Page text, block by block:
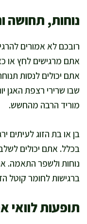
נוחות, תחושה
רובכם לא אמורים
אתם מרגישים לחץ או
אתם יכולים לנסות
שבו שרירי רצפת האגן
מוריד הרבה מהחשש.
בן או בת הזוג לעיתים
בכלל. אתם יכולים
נוחות ולשפר התאמה.
ברגישות לחומר קוטל
תופעות לוואי